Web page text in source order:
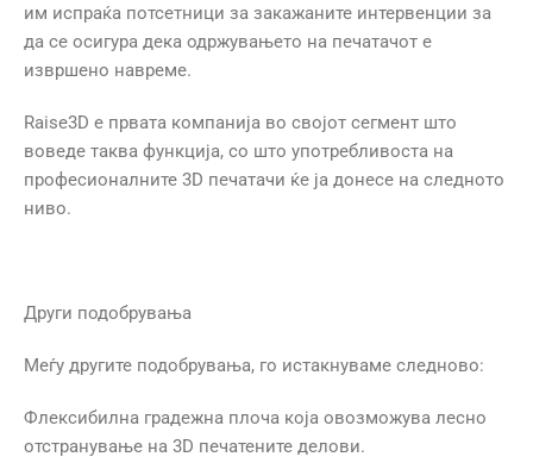
им испраќа потсетници за закажаните интервенции за
да се осигура дека одржувањето на печатачот е
извршено навреме.
Raise3D е првата компанија во својот сегмент што
воведе таква функција, со што употребливоста на
професионалните 3D печатачи ќе ја донесе на следното
ниво.
Други подобрувања
Меѓу другите подобрувања, го истакнуваме следново:
Флексибилна градежна плоча која овозможува лесно
отстранување на 3D печатените делови.